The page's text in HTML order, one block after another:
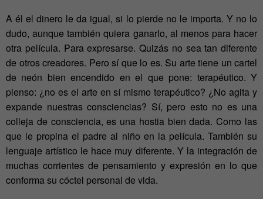
A él el dinero le da igual, si lo pierde no le importa. Y no lo
dudo, aunque también quiera ganarlo, al menos para hacer
otra película. Para expresarse. Quizás no sea tan diferente
de otros creadores. Pero sí que lo es. Su arte tiene un cartel
de neón bien encendido en el que pone: terapéutico. Y
pienso: ¿no es el arte en sí mismo terapéutico? ¿No agita y
expande nuestras consciencias? Sí, pero esto no es una
colleja de consciencia, es una hostia bien dada. Como las
que le propina el padre al niño en la película. También su
lenguaje artístico le hace muy diferente. Y la integración de
muchas corrientes de pensamiento y expresión en lo que
conforma su cóctel personal de vida.